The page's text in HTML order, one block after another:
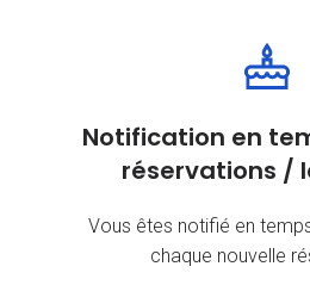
Notification en
réservations /
Vous êtes notifié en
chaque nouvelle